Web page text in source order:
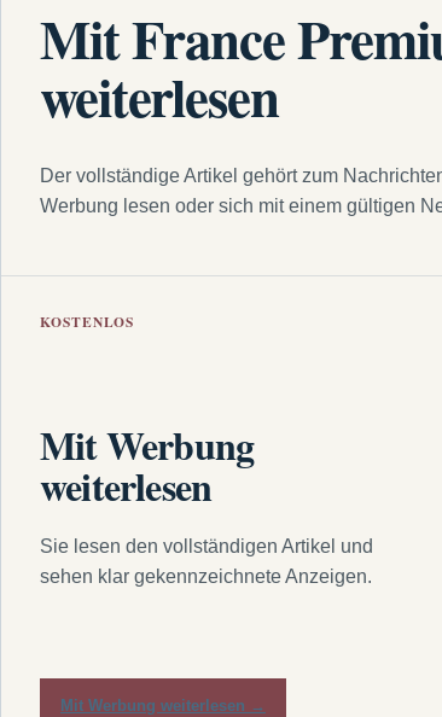
Mit France
weiterlesen
Der vollständige Artikel gehört zum
Werbung lesen oder sich mit einem gültigen
KOSTENLOS
Mit Werbung
weiterlesen
Sie lesen den vollständigen Artikel und
sehen klar gekennzeichnete Anzeigen.
Mit Werbung weiterlesen →